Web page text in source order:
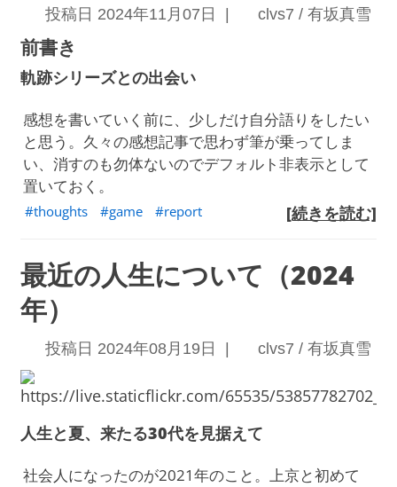
投稿日 2024年11月07日 | clvs7 / 有坂真雪
前書き
軌跡シリーズとの出会い
感想を書いていく前に、少しだけ自分語りをしたい
と思う。久々の感想記事で思わず筆が乗ってしま
い、消すのも勿体ないのでデフォルト非表示として
置いておく。
[続きを読む]
thoughts game report
最近の人生について（2024
年）
投稿日 2024年08月19日 | clvs7 / 有坂真雪
人生と夏、来たる30代を見据えて
社会人になったのが2021年のこと。上京と初めて